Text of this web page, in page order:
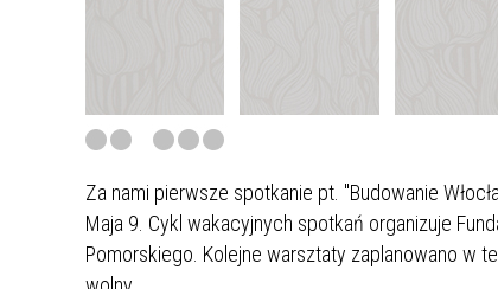
Za nami pierwsze spotkanie pt. "Budowanie
Maja 9. Cykl wakacyjnych spotkań organizuje
Pomorskiego. Kolejne warsztaty zaplanowano w